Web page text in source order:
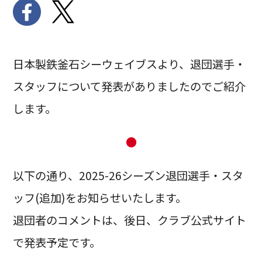
日本製鉄釜石シーウェイブスより、退団選手・
スタッフについて発表がありましたのでご紹介
します。
●
以下の通り、2025-26シーズン退団選手・スタ
ッフ(追加)をお知らせいたします。
退団者のコメントは、後日、クラブ公式サイト
で発表予定です。